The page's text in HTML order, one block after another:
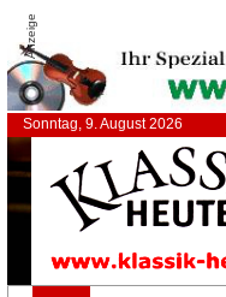
Anzeige
Sonntag, 9. August 2026